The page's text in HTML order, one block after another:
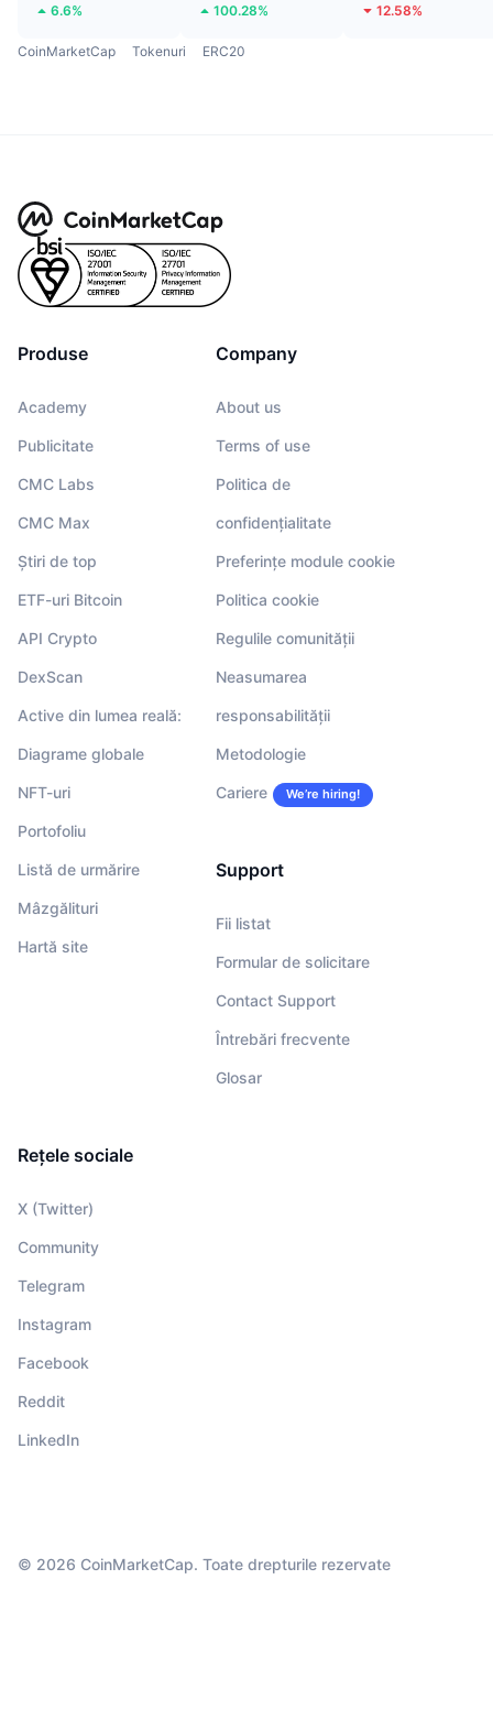
6.6% 100.28% 12.58%
CoinMarketCap Tokenuri ERC20
Produse
Academy
Publicitate
CMC Labs
CMC Max
Știri de top
ETF-uri Bitcoin
API Crypto
DexScan
Active din lumea reală:
Diagrame globale
NFT-uri
Portofoliu
Listă de urmărire
Mâzgălituri
Hartă site
Company
About us
Terms of use
Politica de
confidențialitate
Preferințe module cookie
Politica cookie
Regulile comunității
Neasumarea
responsabilității
Metodologie
Cariere We’re hiring!
Support
Fii listat
Formular de solicitare
Contact Support
Întrebări frecvente
Glosar
Rețele sociale
X (Twitter)
Community
Telegram
Instagram
Facebook
Reddit
LinkedIn
© 2026 CoinMarketCap. Toate drepturile rezervate